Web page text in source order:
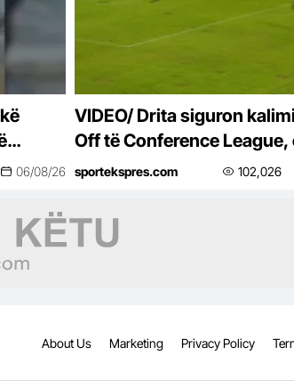
06/08/26
VIDEO/ Drita siguron
Off të Conference League,
një ndeshje takimin
sportekspres.com 102,026
About Us Marketing Privacy Policy